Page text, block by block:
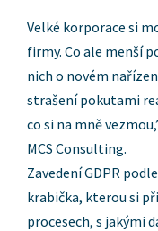
Velké korporace si
firmy. Co ale menší
nich o novém
strašení pokutami
co si na mně
MCS Consulting.
Zavedení GDPR
krabička, kterou si
procesech, s jakými